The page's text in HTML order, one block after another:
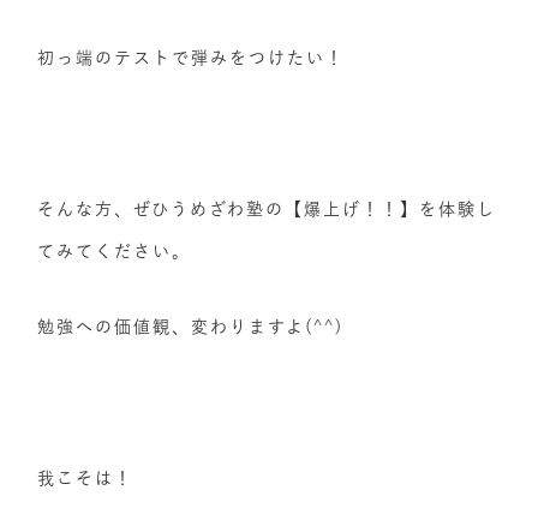
初っ端のテストで弾みをつけたい！
そんな方、ぜひうめざわ塾の【爆上げ！！】を体験し
てみてください。
勉強への価値観、変わりますよ(^^)
我こそは！